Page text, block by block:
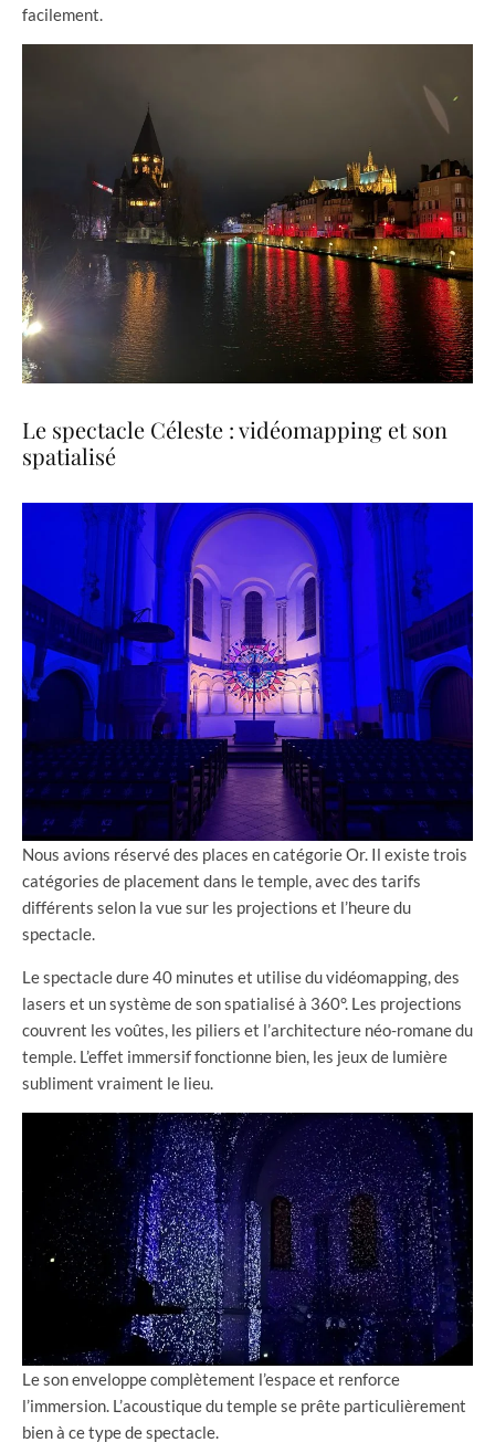
facilement.
Le spectacle Céleste : vidéomapping et son
spatialisé
Nous avions réservé des places en catégorie Or. Il existe trois
catégories de placement dans le temple, avec des tarifs
différents selon la vue sur les projections et l’heure du
spectacle.
Le spectacle dure 40 minutes et utilise du vidéomapping, des
lasers et un système de son spatialisé à 360°. Les projections
couvrent les voûtes, les piliers et l’architecture néo-romane du
temple. L’effet immersif fonctionne bien, les jeux de lumière
subliment vraiment le lieu.
Le son enveloppe complètement l’espace et renforce
l’immersion. L’acoustique du temple se prête particulièrement
bien à ce type de spectacle.